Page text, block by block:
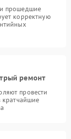
и прошедшие
корректную
ремонт
провести
кратчайшие